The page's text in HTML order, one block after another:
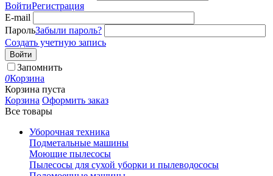
ВойтиРегистрация
E-mail
ПарольЗабыли пароль?
Создать учетную запись
Войти
Запомнить
0Корзина
Корзина пуста
Корзина Оформить заказ
Все товары
Уборочная техника
Подметальные машины
Моющие пылесосы
Пылесосы для сухой уборки и пылеводососы